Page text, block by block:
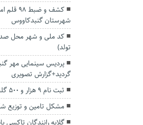
کشف و
شهرستان گنبدکاووس
کد ملی و شهر محل
تولد)
پردیس سینمایی مهر
گردید+گزارش تصویری
ثبت نام ۹ هزار و ۵۰۰ گلستانی برای سفر اربعین
مشکل تامین و توزیع